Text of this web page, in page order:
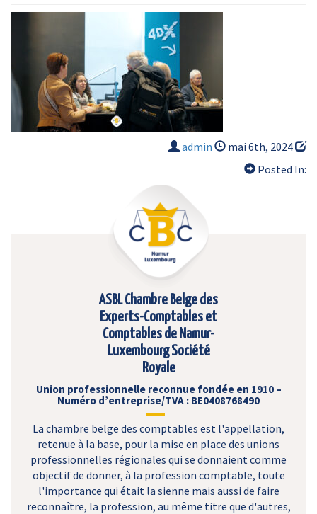
admin
mai 6th, 2024
Posted In:
ASBL Chambre Belge des
Experts-Comptables et
Comptables de Namur-
Luxembourg Société
Royale
Union professionnelle reconnue fondée en 1910 –
Numéro d’entreprise/TVA : BE0408768490
La chambre belge des comptables est l'appellation,
retenue à la base, pour la mise en place des unions
professionnelles régionales qui se donnaient comme
objectif de donner, à la profession comptable, toute
l'importance qui était la sienne mais aussi de faire
reconnaître, la profession, au même titre que d'autres,